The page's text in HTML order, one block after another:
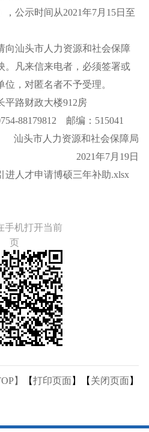
公示时间从2021年7月15日至
汕头市人力资源和社会保障
。凡来信来电者，必须签署或
，对匿名者不予受理。
路财政大楼912房
88179812 邮编：515041
汕头市人力资源和社会保障局
2021年7月19日
进人才申请博硕三年补助.xlsx
手机打开当前
页
】 【打印页面】【 关闭页面】